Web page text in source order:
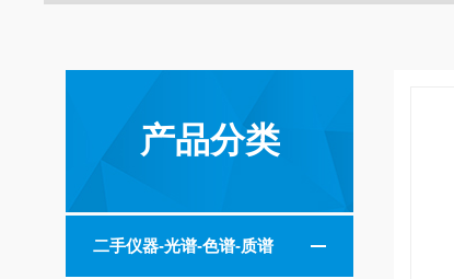
产品分类
二手仪器-光谱-色谱-质谱